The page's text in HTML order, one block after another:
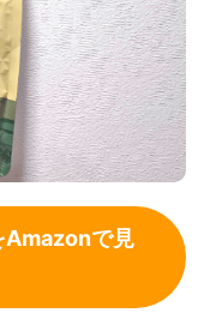
Amazonで見